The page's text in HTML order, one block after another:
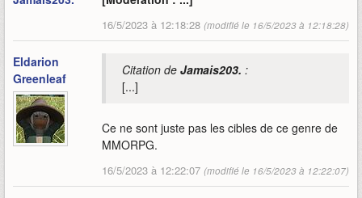
16/5/2023 à 12:18:28 (modifié le 16/5/2023 à 12:18:28)
Eldarion
Greenleaf
Citation de Jamais203. :
[...]
Ce ne sont juste pas les cibles de ce genre de
MMORPG.
16/5/2023 à 12:22:07 (modifié le 16/5/2023 à 12:22:07)